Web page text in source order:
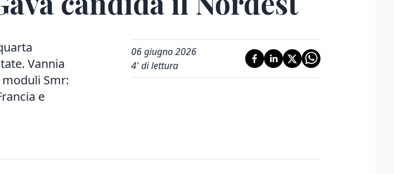
Vannia
Smr:
e
06 giugno 2026
4' di lettura